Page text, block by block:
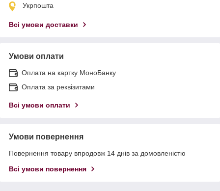
Укрпошта
Всі умови доставки
Умови оплати
Оплата на картку МоноБанку
Оплата за реквізитами
Всі умови оплати
Умови повернення
Повернення товару впродовж 14 днів за домовленістю
Всі умови повернення